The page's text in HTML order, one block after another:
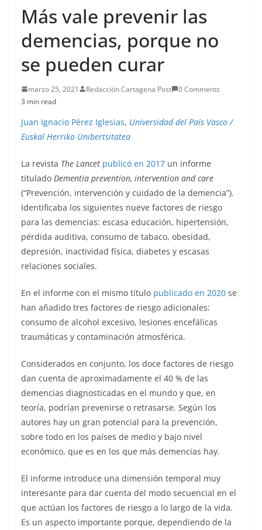
Más vale prevenir las
demencias, porque no
se pueden curar
marzo 25, 2021 Redacción Cartagena Post
0 Comments
3 min read
Juan Ignacio Pérez Iglesias, Universidad del País Vasco /
Euskal Herriko Unibertsitatea
La revista The Lancet publicó en 2017 un informe
titulado Dementia prevention, intervention and care
(“Prevención, intervención y cuidado de la demencia”).
Identificaba los siguientes nueve factores de riesgo
para las demencias: escasa educación, hipertensión,
pérdida auditiva, consumo de tabaco, obesidad,
depresión, inactividad física, diabetes y escasas
relaciones sociales.
En el informe con el mismo título publicado en 2020 se
han añadido tres factores de riesgo adicionales:
consumo de alcohol excesivo, lesiones encefálicas
traumáticas y contaminación atmosférica.
Considerados en conjunto, los doce factores de riesgo
dan cuenta de aproximadamente el 40 % de las
demencias diagnosticadas en el mundo y que, en
teoría, podrían prevenirse o retrasarse. Según los
autores hay un gran potencial para la prevención,
sobre todo en los países de medio y bajo nivel
económico, que es en los que más demencias hay.
El informe introduce una dimensión temporal muy
interesante para dar cuenta del modo secuencial en el
que actúan los factores de riesgo a lo largo de la vida.
Es un aspecto importante porque, dependiendo de la